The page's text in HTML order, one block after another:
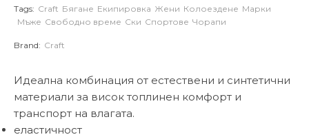
Идеална комбинация от естествени и синтетични
материали за висок топлинен комфорт и
транспорт на влагата.
еластичност
Tags: Craft Бягане Екипировка Жени Колоездене Марки
Мъже Свободно време Ски Спортове Чорапи
Brand: Craft